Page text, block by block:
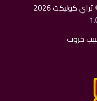
كوليكت 2026
جروب